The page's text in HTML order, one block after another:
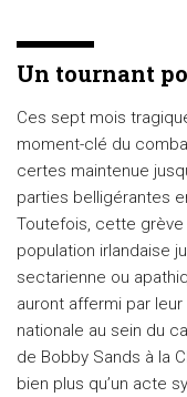
Un tournant
Ces sept mois
moment-clé du
certes maintenue
parties belligérantes
Toutefois, cette
population irlandaise
sectarienne ou
auront affermi par
nationale au sein du
de Bobby Sands à la
bien plus qu’un acte